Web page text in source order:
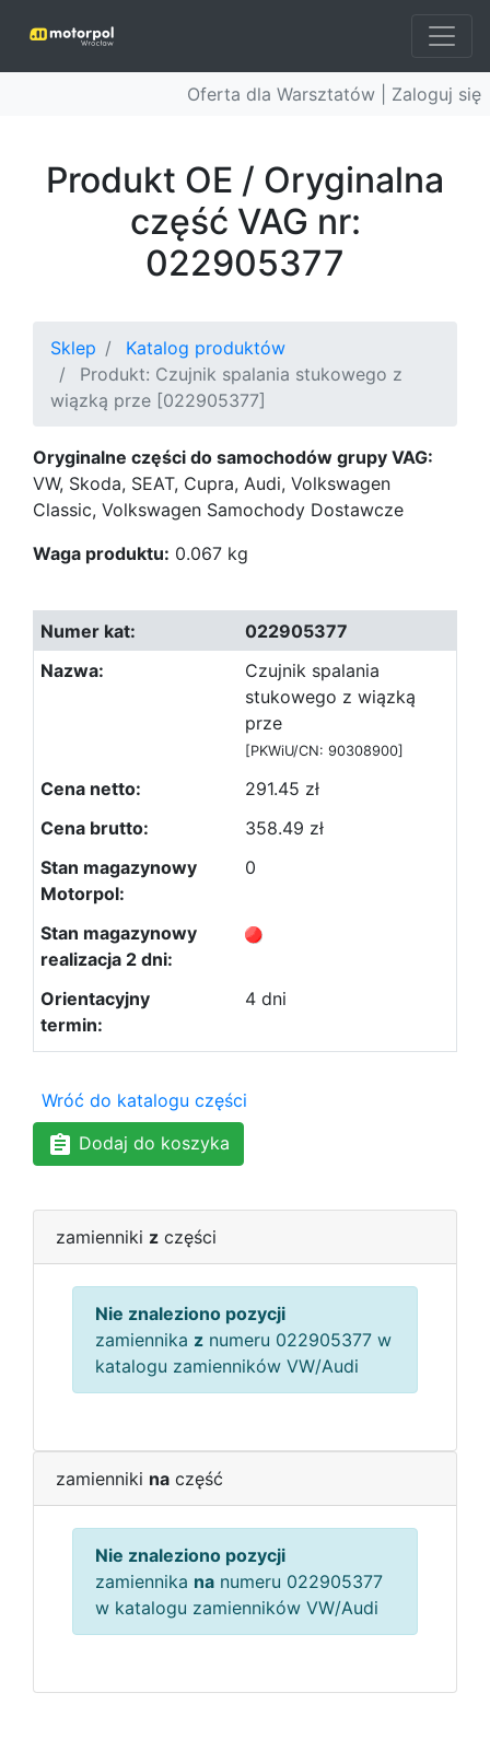
Oferta dla Warsztatów | Zaloguj się
Produkt OE / Oryginalna
część VAG nr:
022905377
Sklep
Katalog produktów
Produkt: Czujnik spalania stukowego z
wiązką prze [022905377]
Oryginalne części do samochodów grupy VAG:
VW, Skoda, SEAT, Cupra, Audi, Volkswagen
Classic, Volkswagen Samochody Dostawcze
Waga produktu: 0.067 kg
022905377
Czujnik spalania
stukowego z wiązką
prze
[PKWiU/CN: 90308900]
291.45 zł
358.49 zł
0
4 dni
Wróć do katalogu części
Dodaj do koszyka
zamienniki z części
Nie znaleziono pozycji
zamiennika z numeru 022905377 w
katalogu zamienników VW/Audi
zamienniki na część
Nie znaleziono pozycji
zamiennika na numeru 022905377
w katalogu zamienników VW/Audi